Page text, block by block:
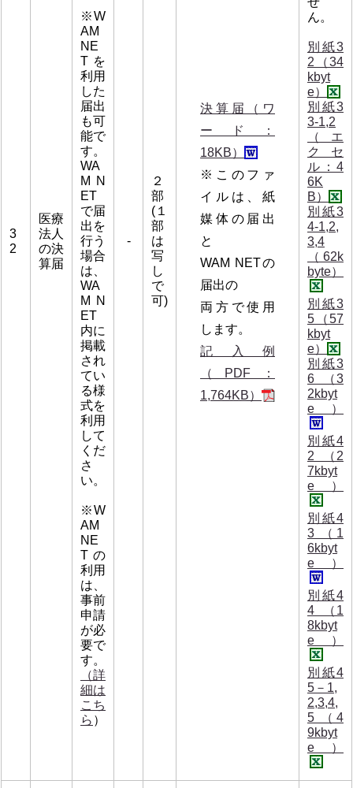
3
2
医療
法人
の決
算届
※W
AM
NE
Tを
利用
した
届出
も可
能で
す。
WA
M N
ET
で届
出を
行う
場合
は、
WA
M N
ET
内に
掲載
され
てい
る様
式を
利用
して
くだ
さ
い。
※W
AM
NE
Tの
利用
は、
事前
申請
が必
要で
す。
（詳
細は
こち
ら ）
-
２
部
(１
部
は
写
し
で
可)
決算届（ワ
ード：
18KB）
※このファ
イルは、紙
媒体の届出
と
WAM NETの
届出の
両方で使用
します。
記入例
（PDF：
1,764KB）
ん。
別紙3
2（34
kbyt
e）
別紙3
3-1,2
（エ
クセ
ル：4
6K
B）
別紙3
4-1,2,
3,4
（62k
byte）
別紙3
5（57
kbyt
e）
別紙3
6 （3
2kbyt
e）
別紙4
2 （2
7kbyt
e）
別紙4
3 （1
6kbyt
e）
別紙4
4 （1
8kbyt
e）
別紙4
5－1,
2,3,4,
5 （4
9kbyt
e）